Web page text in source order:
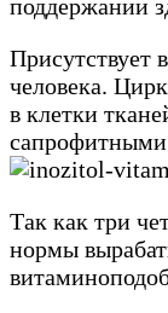
поддержании
Присутствует
человека.
в клетки
Так как три
нормы